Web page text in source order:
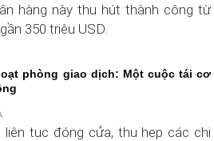
hàng này thu hút thành công từ
350 triệu USD.
phòng giao dịch: Một cuộc tái cơ
liên tục đóng cửa, thu hẹp các chi